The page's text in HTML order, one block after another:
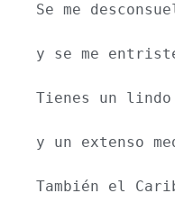
Se me
y se me
Tienes un
y un extenso
También el